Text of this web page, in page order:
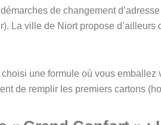
de changement
La ville de Niort propose
une formule où vous emballez
de remplir les premiers cartons